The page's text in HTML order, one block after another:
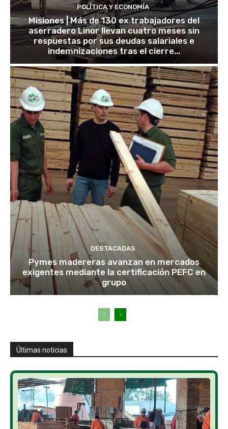
POLÍTICA Y ECONOMÍA
Misiones | Más de 130 ex trabajadores del
aserradero Linor llevan cuatro meses sin
respuestas por sus deudas salariales e
indemnizaciones tras el cierre...
DESTACADAS
Pymes madereras avanzan en mercados
exigentes mediante la certificación PEFC en
grupo
Últimas noticias